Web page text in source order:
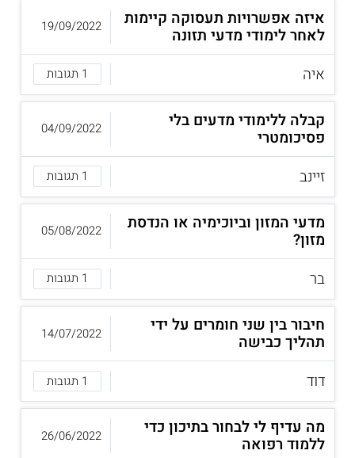
איזה אפשרויות תעסוקה קיימות
לאחר לימודי מדעי תזונה
איה
1 תגובות
19/09/2022
קבלה ללימודי מדעים בלי
פסיכומטרי
זיינב
1 תגובות
04/09/2022
מדעי המזון וביוכימיה או הנדסת
מזון?
בר
1 תגובות
05/08/2022
חיבור בין שני חומרים על ידי
תהליך כבישה
דוד
1 תגובות
14/07/2022
מה עדיף לי לבחור בתיכון כדי
ללמוד רפואה
26/06/2022